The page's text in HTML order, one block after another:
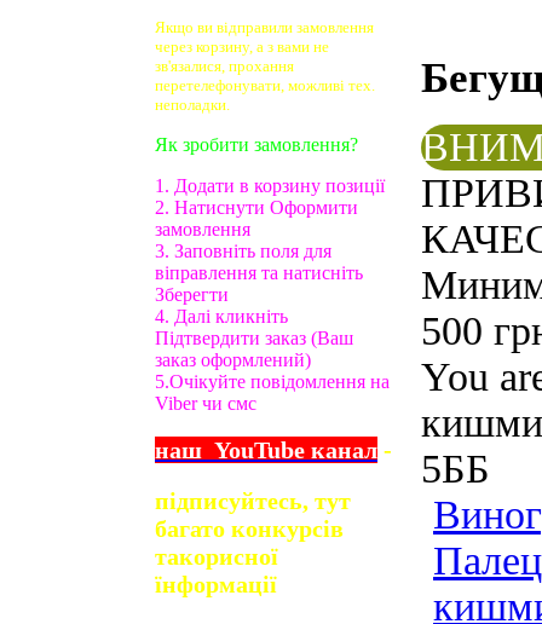
Якщо ви відправили замовлення
через корзину, а з вами не
зв'язалися, прохання
перетелефонувати, можливі тех.
неполадки.
Як зробити замовлення?
1. Додати в корзину позиції
2. Натиснути Оформити
замовлення
3. Заповніть поля для
віправлення та натисніть
Зберегти
4. Далі кликніть
Підтвердити заказ (Ваш
заказ оформлений)
5.Очікуйте повідомлення на
Viber чи смс
наш YouTube канал -
підписуйтесь, тут
багато конкурсів
такорисної
їнформації
500
You
5ББ